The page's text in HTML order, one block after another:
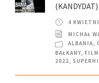
(KANDYDAT)
4
MICHAŁ
ALBANIA,
BAŁKANY,
2022,